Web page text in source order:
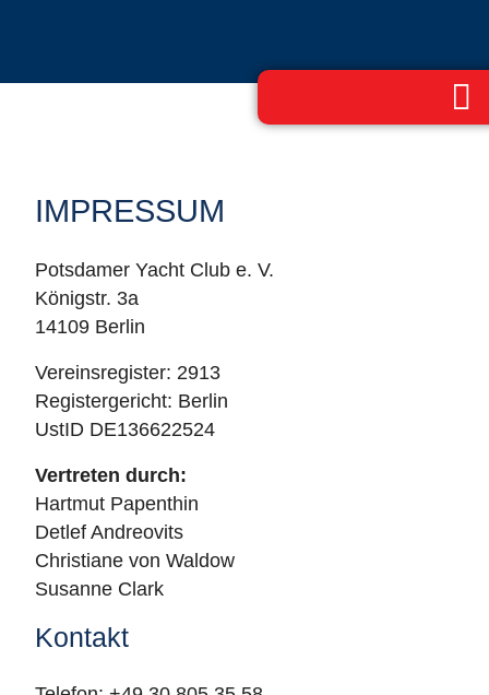
IMPRESSUM
Potsdamer Yacht Club e. V.
Königstr. 3a
14109 Berlin
Vereinsregister: 2913
Registergericht: Berlin
UstID DE136622524
Vertreten durch:
Hartmut Papenthin
Detlef Andreovits
Christiane von Waldow
Susanne Clark
Kontakt